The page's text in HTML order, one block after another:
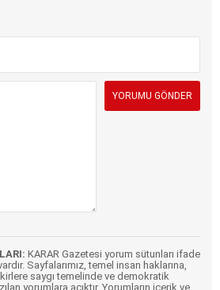
KARAR Gazetesi yorum sütunları ifade
Sayfalarımız, temel insan haklarına,
saygı temelinde ve demokratik
yorumlara açıktır. Yorumların içerik ve